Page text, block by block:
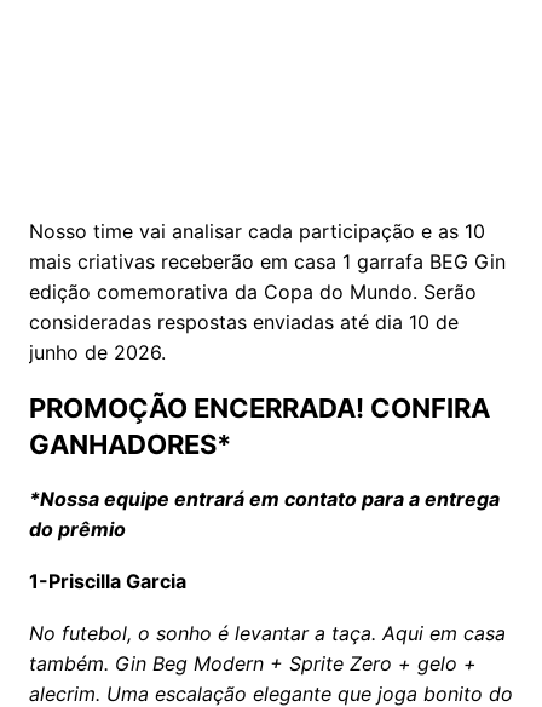
Nosso time vai analisar cada participação e as 10
mais criativas receberão em casa 1 garrafa BEG Gin
edição comemorativa da Copa do Mundo. Serão
consideradas respostas enviadas até dia 10 de
junho de 2026.
PROMOÇÃO ENCERRADA! CONFIRA
GANHADORES*
*Nossa equipe entrará em contato para a entrega
do prêmio
1-Priscilla Garcia
No futebol, o sonho é levantar a taça. Aqui em casa
também. Gin Beg Modern + Sprite Zero + gelo +
alecrim. Uma escalação elegante que joga bonito do